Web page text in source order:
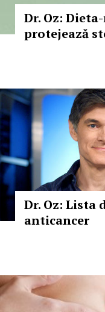
Dr. Oz:
protejează
Dr. Oz: Lista
anticancer